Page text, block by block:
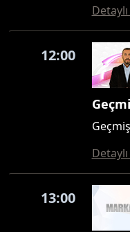
12:00
13:00